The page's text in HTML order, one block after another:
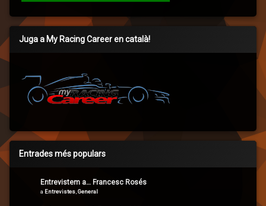
Juga a My Racing Career en català!
Entrades més populars
Entrevistem a… Francesc Rosés
a Entrevistes General